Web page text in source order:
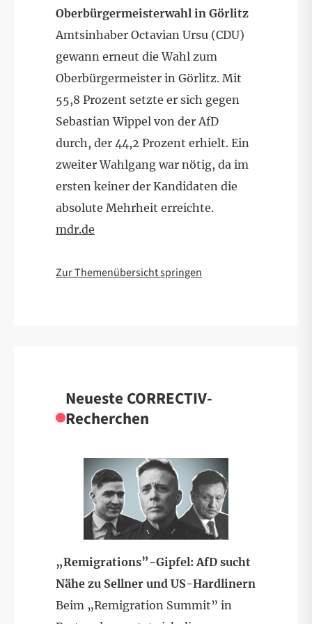
Oberbürgermeisterwahl in Görlitz
Amtsinhaber Octavian Ursu (CDU)
gewann erneut die Wahl zum
Oberbürgermeister in Görlitz. Mit
55,8 Prozent setzte er sich gegen
Sebastian Wippel von der AfD
durch, der 44,2 Prozent erhielt. Ein
zweiter Wahlgang war nötig, da im
ersten keiner der Kandidaten die
absolute Mehrheit erreichte.
mdr.de
Zur Themenübersicht springen
Neueste CORRECTIV-
Recherchen
„Remigrations”-Gipfel: AfD sucht
Nähe zu Sellner und US-Hardlinern
Beim „Remigration Summit” in